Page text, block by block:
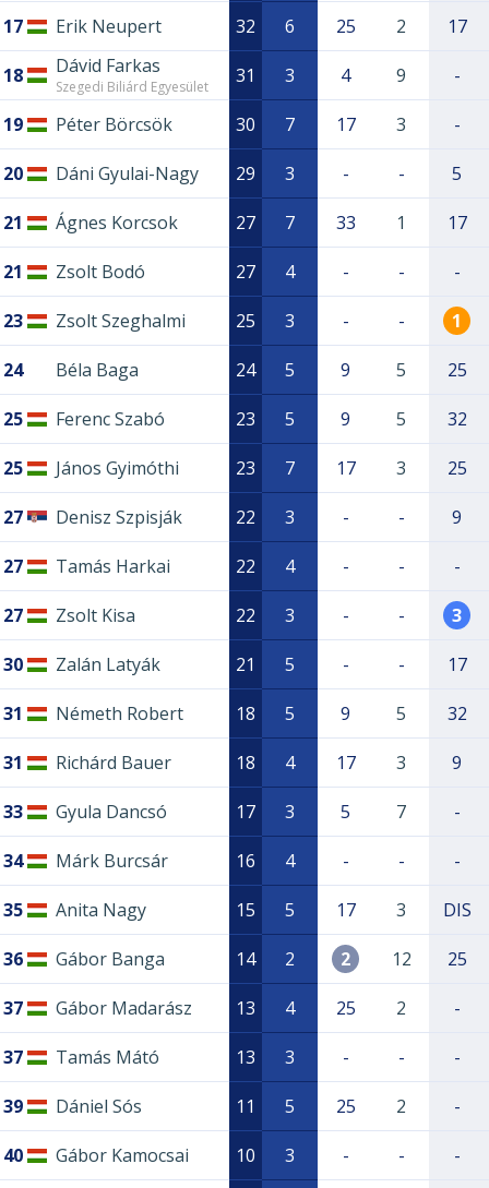
17 Erik Neupert 32 6 25 2 17
18 Dávid Farkas
Szegedi Biliárd Egyesület 31 3 4 9 -
19 Péter Börcsök 30 7 17 3 -
20 Dáni Gyulai-Nagy 29 3 - - 5
21 Ágnes Korcsok 27 7 33 1 17
21 Zsolt Bodó 27 4 - - -
23 Zsolt Szeghalmi 25 3 - - 1
24 Béla Baga 24 5 9 5 25
25 Ferenc Szabó 23 5 9 5 32
25 János Gyimóthi 23 7 17 3 25
27 Denisz Szpisják 22 3 - - 9
27 Tamás Harkai 22 4 - - -
27 Zsolt Kisa 22 3 - - 3
30 Zalán Latyák 21 5 - - 17
31 Németh Robert 18 5 9 5 32
31 Richárd Bauer 18 4 17 3 9
33 Gyula Dancsó 17 3 5 7 -
34 Márk Burcsár 16 4 - - -
35 Anita Nagy 15 5 17 3 DIS
36 Gábor Banga 14 2 2 12 25
37 Gábor Madarász 13 4 25 2 -
37 Tamás Mátó 13 3 - - -
39 Dániel Sós 11 5 25 2 -
40 Gábor Kamocsai 10 3 - - -